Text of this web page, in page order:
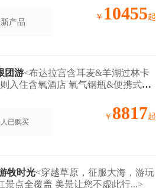
新产品
￥ 10455起
团游<布达拉宫含耳麦&羊湖过林卡
入住含氧酒店 氧气钢瓶&便携式氧
人已购买
￥ 8817起
牧时光<穿越草原，征服大海，游玩
点全覆盖 美景让您不虚此行...>